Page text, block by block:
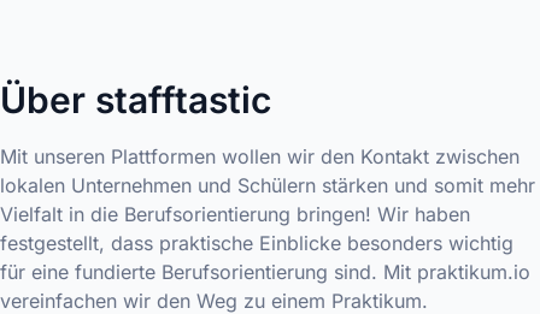
Über stafftastic
Mit unseren Plattformen wollen wir den Kontakt zwischen
lokalen Unternehmen und Schülern stärken und somit mehr
Vielfalt in die Berufsorientierung bringen! Wir haben
festgestellt, dass praktische Einblicke besonders wichtig
für eine fundierte Berufsorientierung sind. Mit praktikum.io
vereinfachen wir den Weg zu einem Praktikum.